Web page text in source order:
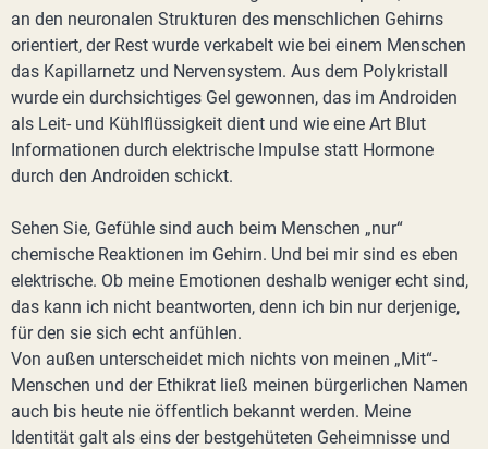
an den neuronalen Strukturen des menschlichen Gehirns
orientiert, der Rest wurde verkabelt wie bei einem Menschen
das Kapillarnetz und Nervensystem. Aus dem Polykristall
wurde ein durchsichtiges Gel gewonnen, das im Androiden
als Leit- und Kühlflüssigkeit dient und wie eine Art Blut
Informationen durch elektrische Impulse statt Hormone
durch den Androiden schickt.
Sehen Sie, Gefühle sind auch beim Menschen „nur“
chemische Reaktionen im Gehirn. Und bei mir sind es eben
elektrische. Ob meine Emotionen deshalb weniger echt sind,
das kann ich nicht beantworten, denn ich bin nur derjenige,
für den sie sich echt anfühlen.
Von außen unterscheidet mich nichts von meinen „Mit“-
Menschen und der Ethikrat ließ meinen bürgerlichen Namen
auch bis heute nie öffentlich bekannt werden. Meine
Identität galt als eins der bestgehüteten Geheimnisse und